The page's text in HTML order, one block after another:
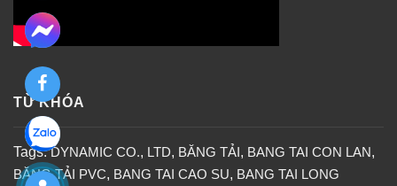
TỪ KHÓA
Tags:DYNAMIC CO., LTD, BĂNG TẢI , BANG TAI CON LAN,
BĂNG TẢI PVC, BANG TAI CAO SU, BANG TAI LONG